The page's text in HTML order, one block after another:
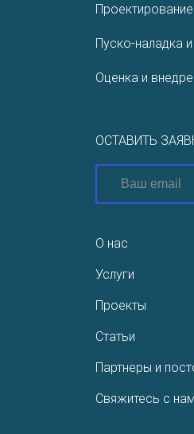
Пуско-наладка
Оценка и
ОСТАВИТЬ
О нас
Услуги
Проекты
Статьи
Партнеры и
Свяжитесь с